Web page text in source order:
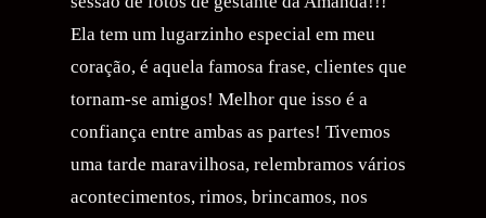
Ela tem um lugarzinho especial em meu
coração, é aquela famosa frase, clientes que
tornam-se amigos! Melhor que isso é a
confiança entre ambas as partes! Tivemos
uma tarde maravilhosa, relembramos vários
acontecimentos, rimos, brincamos, nos